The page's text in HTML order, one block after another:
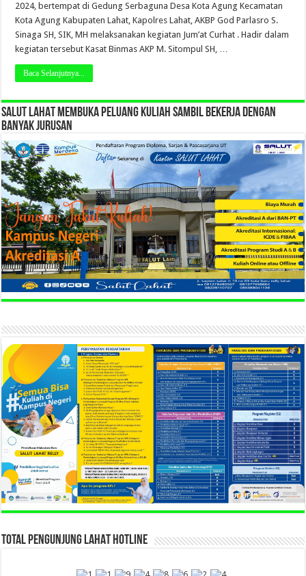
2024, bertempat di Gedung Serbaguna Desa Kota Agung Kecamatan
Kota Agung Kabupaten Lahat, Kapolres Lahat, AKBP God Parlasro S.
Sinaga SH, SIK, MH melaksanakan kegiatan Jum’at Curhat . Hadir dalam
kegiatan tersebut Kasat Binmas AKP M. Sitompul SH, …
Baca Selanjutnya...
SALUT LAHAT MEMBUKA PELUANG KULIAH SAMBIL BEKERJA DENGAN
BANYAK JURUSAN
TOTAL PENGUNJUNG LAHAT HOTLINE